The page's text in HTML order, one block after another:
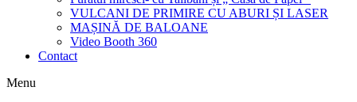
VULCANI DE PRIMIRE CU ABURI ȘI LASER
MAȘINĂ DE BALOANE
Video Booth 360
Contact
Menu